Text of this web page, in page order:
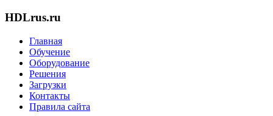
HDLrus.ru
Главная
Обучение
Оборудование
Решения
Загрузки
Контакты
Правила сайта